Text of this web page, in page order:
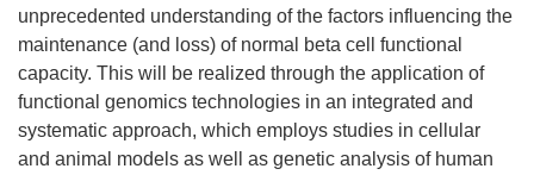
unprecedented understanding of the factors influencing the
maintenance (and loss) of normal beta cell functional
capacity. This will be realized through the application of
functional genomics technologies in an integrated and
systematic approach, which employs studies in cellular
and animal models as well as genetic analysis of human